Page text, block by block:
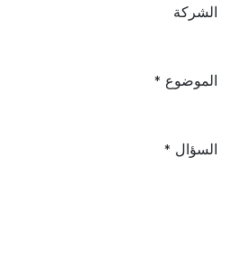
الشركة
الموضوع *
السؤال *